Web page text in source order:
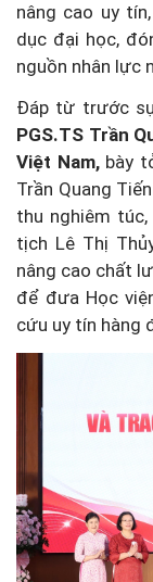
nâng cao uy
dục đại học,
nguồn nhân lực
Đáp từ trước
PGS.TS Trần
Việt Nam,bày
Trần Quang
thu nghiêm
tịch Lê Thị
nâng cao chất
để đưa Học
cứu uy tín hàng